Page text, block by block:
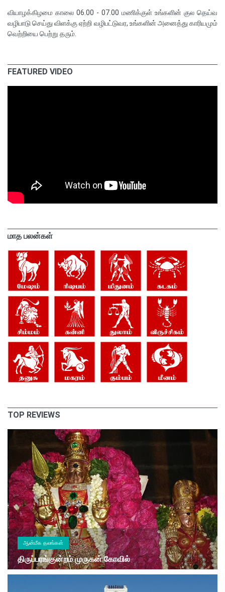
வியாழக்கிழமை காலை 06.00 - 07.00 மணிக்குள் உங்களின் குல தெய்வ
வழிபாடு செய்து விளக்கு ஏற்றி வழிபட்டுவர, உங்களின் அனைத்து காரியமும்
வெற்றியை பெற்று தரும்.
FEATURED VIDEO
மாத பலன்கள்
TOP REVIEWS
ஆன்மீக தலங்கள்
திருப்பரங்குன்றம் முருகன் கோவில்